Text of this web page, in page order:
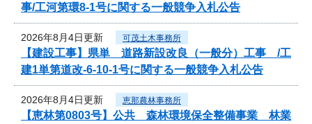
事/工河第環8-1号に関する一般競争入札公告
2026年8月4日更新 可茂土木事務所
【建設工事】県単 道路新設改良（一般分）工事 /工
建1単第道改-6-10-1号に関する一般競争入札公告
2026年8月4日更新 恵那農林事務所
【恵林第0803号】公共 森林環境保全整備事業 林業